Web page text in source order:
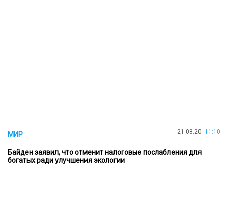
МИР 21.08.20 11:10
Байден заявил, что отменит налоговые послабления для
богатых ради улучшения экологии